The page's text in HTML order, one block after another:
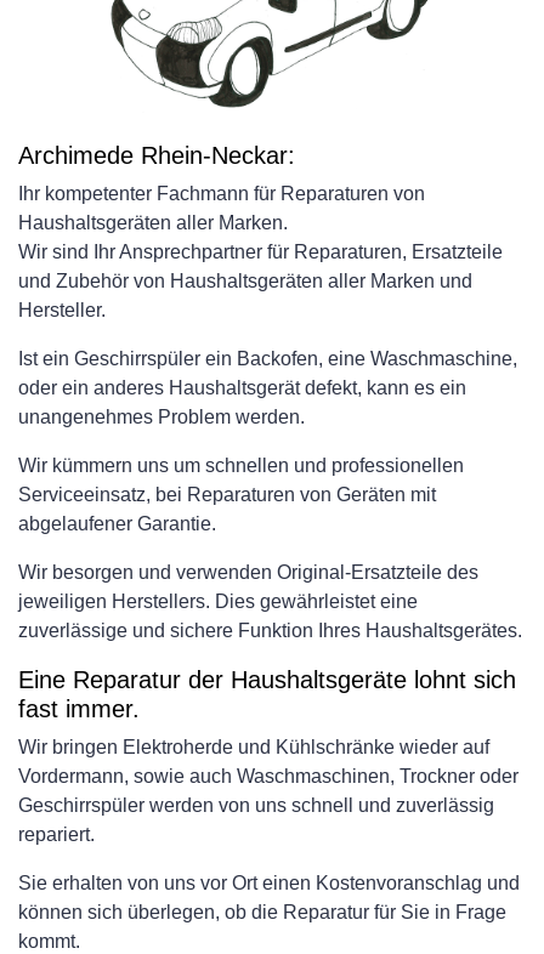
Archimede Rhein-Neckar:
Ihr kompetenter Fachmann für Reparaturen von
Haushaltsgeräten aller Marken.
Wir sind Ihr Ansprechpartner für Reparaturen, Ersatzteile
und Zubehör von Haushaltsgeräten aller Marken und
Hersteller.
Ist ein Geschirrspüler ein Backofen, eine Waschmaschine,
oder ein anderes Haushaltsgerät defekt, kann es ein
unangenehmes Problem werden.
Wir kümmern uns um schnellen und professionellen
Serviceeinsatz, bei Reparaturen von Geräten mit
abgelaufener Garantie.
Wir besorgen und verwenden Original-Ersatzteile des
jeweiligen Herstellers. Dies gewährleistet eine
zuverlässige und sichere Funktion Ihres Haushaltsgerätes.
Eine Reparatur der Haushaltsgeräte lohnt sich
fast immer.
Wir bringen Elektroherde und Kühlschränke wieder auf
Vordermann, sowie auch Waschmaschinen, Trockner oder
Geschirrspüler werden von uns schnell und zuverlässig
repariert.
Sie erhalten von uns vor Ort einen Kostenvoranschlag und
können sich überlegen, ob die Reparatur für Sie in Frage
kommt.